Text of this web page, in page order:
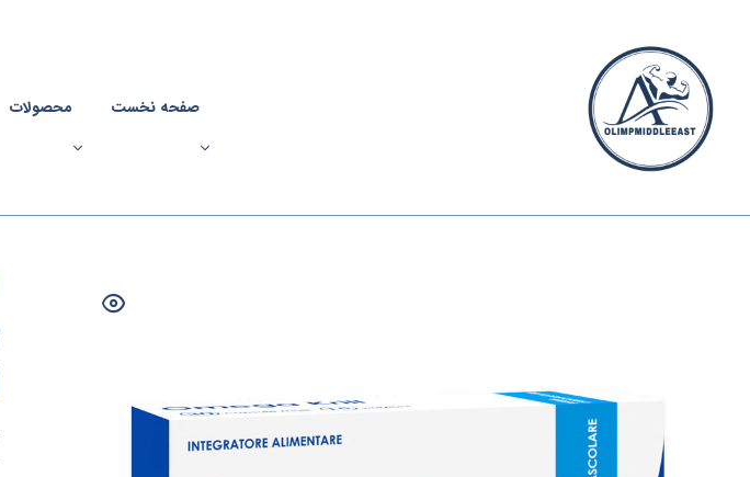
صفحه نخست محصولات